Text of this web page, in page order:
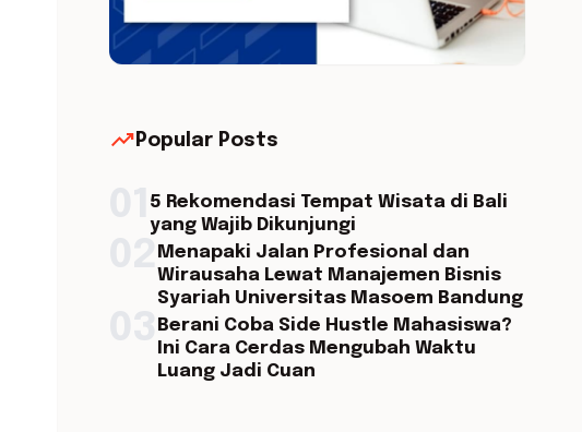
trending_up Popular Posts
5 Rekomendasi Tempat Wisata di Bali
yang Wajib Dikunjungi
Menapaki Jalan Profesional dan
Wirausaha Lewat Manajemen Bisnis
Syariah Universitas Masoem Bandung
Berani Coba Side Hustle Mahasiswa?
Ini Cara Cerdas Mengubah Waktu
Luang Jadi Cuan